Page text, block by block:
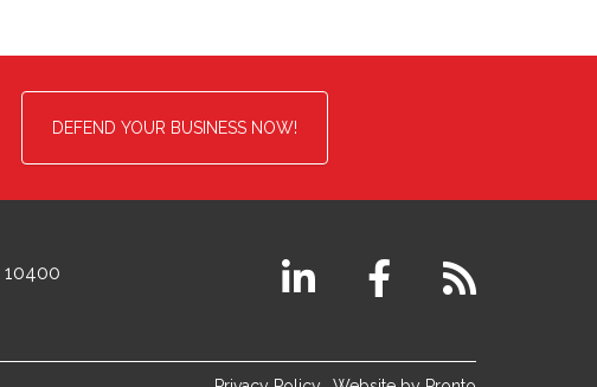
DEFEND YOUR BUSINESS NOW!
10400